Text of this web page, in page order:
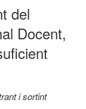
del
Docent,
i sortint